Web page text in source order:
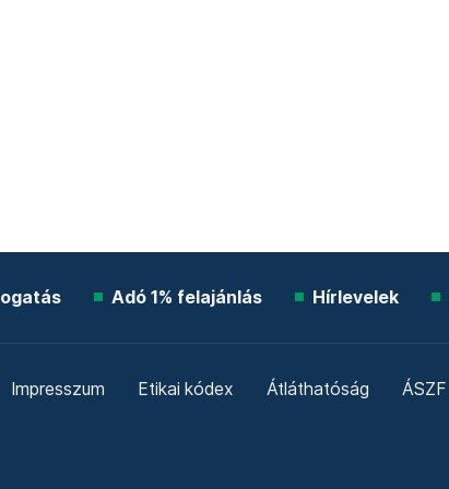
Adó 1% felajánlás Hírlevelek
Impresszum Etikai kódex Átláthatóság ÁSZF